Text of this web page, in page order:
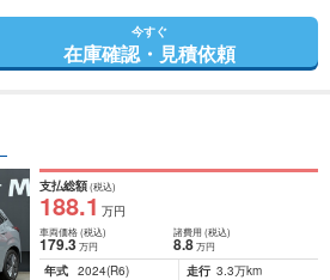
今すぐ
在庫確認・見積依頼
支払総額(税込)
188.1 万円
車両価格(税込)
179.3万円
諸費用 (税込)
8.8 万円
年式 2024(R6) 走行 3.3万km